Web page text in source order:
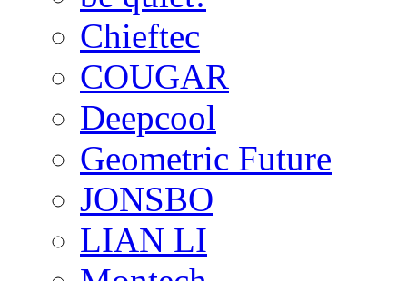
Chieftec
COUGAR
Deepcool
Geometric Future
JONSBO
LIAN LI